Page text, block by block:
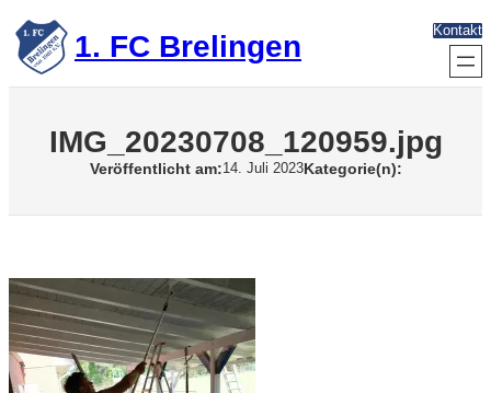
Zum
Inhalt
springen 1. FC Brelingen Kontakt
IMG_20230708_120959.jpg
Veröffentlicht am:14. Juli 2023Kategorie(n):